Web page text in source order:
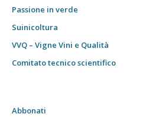
Passione in verde
Suinicoltura
VVQ – Vigne Vini e Qualità
Comitato tecnico scientifico
Abbonati